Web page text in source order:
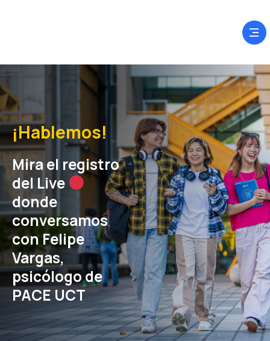
¡Hablemos!
Mira el registro
del Live
donde
conversamos
con Felipe
Vargas,
psicólogo de
PACE UCT